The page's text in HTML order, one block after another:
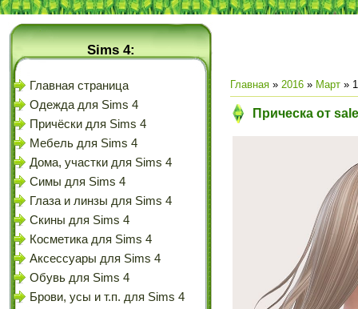
Sims 4:
Главная страница
Одежда для Sims 4
Причёски для Sims 4
Мебель для Sims 4
Дома, участки для Sims 4
Симы для Sims 4
Глаза и линзы для Sims 4
Скины для Sims 4
Косметика для Sims 4
Аксессуары для Sims 4
Обувь для Sims 4
Брови, усы и т.п. для Sims 4
Главная » 2016 » Март »
Прическа от